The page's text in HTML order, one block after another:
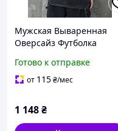
Мужская Вываренная
Оверсайз Футболка
Принтом Streetwear Black
Готово к отправке
от 115₴/мес
1 148₴